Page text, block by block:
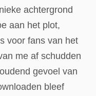
achtergrond
aan het plot,
voor fans van het
me af schudden
gevoel van
bleef